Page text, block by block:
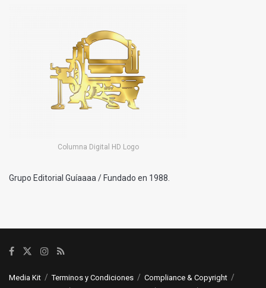
Columna Digital HD Logo
Grupo Editorial Guíaaaa / Fundado en 1988.
Media Kit Terminos y Condiciones
Compliance & Copyright